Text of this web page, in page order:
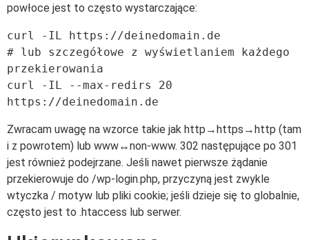
powłoce jest to często wystarczające:
curl -IL https://deinedomain.de
# lub szczegółowe z wyświetlaniem każdego
przekierowania
curl -IL --max-redirs 20
Zwracam uwagę na wzorce takie jak http→https→http (tam
i z powrotem) lub www↔non-www. 302 następujące po 301
jest również podejrzane. Jeśli nawet pierwsze żądanie
przekierowuje do /wp-login.php, przyczyną jest zwykle
wtyczka / motyw lub pliki cookie; jeśli dzieje się to globalnie,
często jest to .htaccess lub serwer.